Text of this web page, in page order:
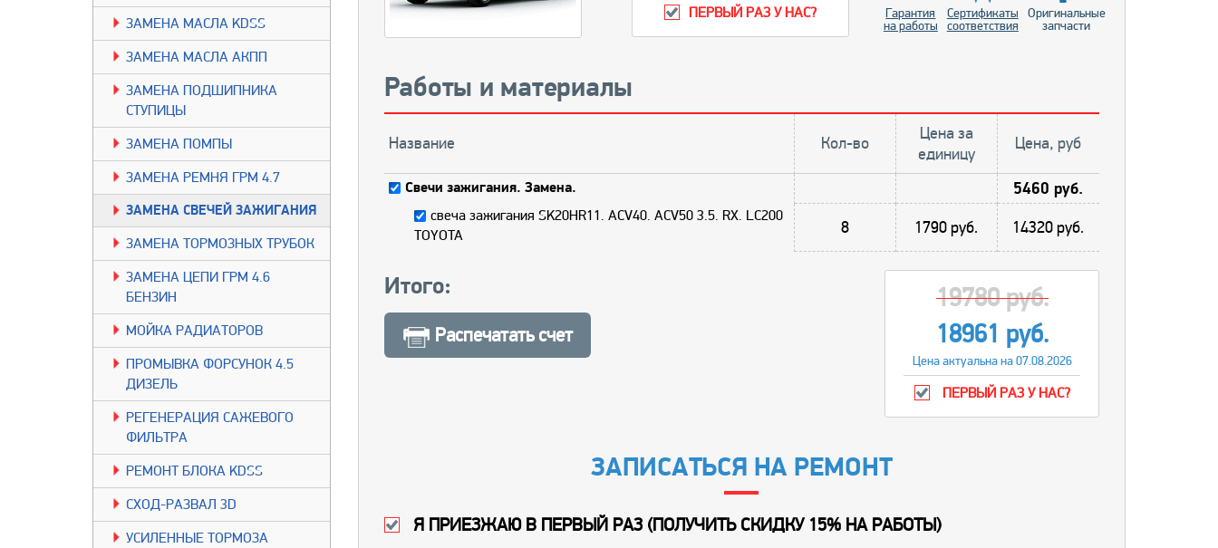
ПЕРВЫЙ РАЗ У НАС?
Гарантия
на работы
Сертификаты
соответствия
Оригинальные
запчасти
Работы и материалы
Название Кол-во
Цена за
единицу
Цена, руб
Свечи зажигания. Замена. 5460 руб.
свеча зажигания SK20HR11. ACV40. ACV50 3.5. RX. LC200
TOYOTA
8 1790 руб. 14320 руб.
Итого:
Распечатать счет
19780 руб.
18961 руб.
Цена актуальна на 07.08.2026
ПЕРВЫЙ РАЗ У НАС?
ЗАПИСАТЬСЯ НА РЕМОНТ
Я ПРИЕЗЖАЮ В ПЕРВЫЙ РАЗ (ПОЛУЧИТЬ СКИДКУ 15% НА РАБОТЫ)
ЗАМЕНА МАСЛА KDSS
ЗАМЕНА МАСЛА АКПП
ЗАМЕНА ПОДШИПНИКА
СТУПИЦЫ
ЗАМЕНА ПОМПЫ
ЗАМЕНА РЕМНЯ ГРМ 4.7
ЗАМЕНА СВЕЧЕЙ ЗАЖИГАНИЯ
ЗАМЕНА ТОРМОЗНЫХ ТРУБОК
ЗАМЕНА ЦЕПИ ГРМ 4.6
БЕНЗИН
МОЙКА РАДИАТОРОВ
ПРОМЫВКА ФОРСУНОК 4.5
ДИЗЕЛЬ
РЕГЕНЕРАЦИЯ САЖЕВОГО
ФИЛЬТРА
РЕМОНТ БЛОКА KDSS
СХОД-РАЗВАЛ 3D
УСИЛЕННЫЕ ТОРМОЗА